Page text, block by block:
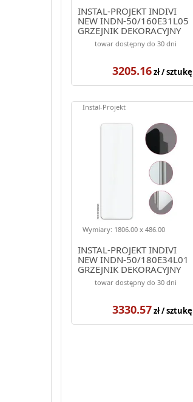
INSTAL-PROJEKT INDIVI
NEW INDN-50/160E31L05
GRZEJNIK DEKORACYJNY
1606/486 KOLOR CZARNY
(ELEGANTE)
towar dostępny do 30 dni
3205.16zł / sztukę
INSTAL-PROJEKT INDIVI
NEW INDN-50/180E34L01
GRZEJNIK DEKORACYJNY
1806/486 KOLOR BIAŁY
(ELEGANTE)
Wymiary: 1806.00 x 486.00
Instal-Projekt
towar dostępny do 30 dni
3330.57zł / sztukę